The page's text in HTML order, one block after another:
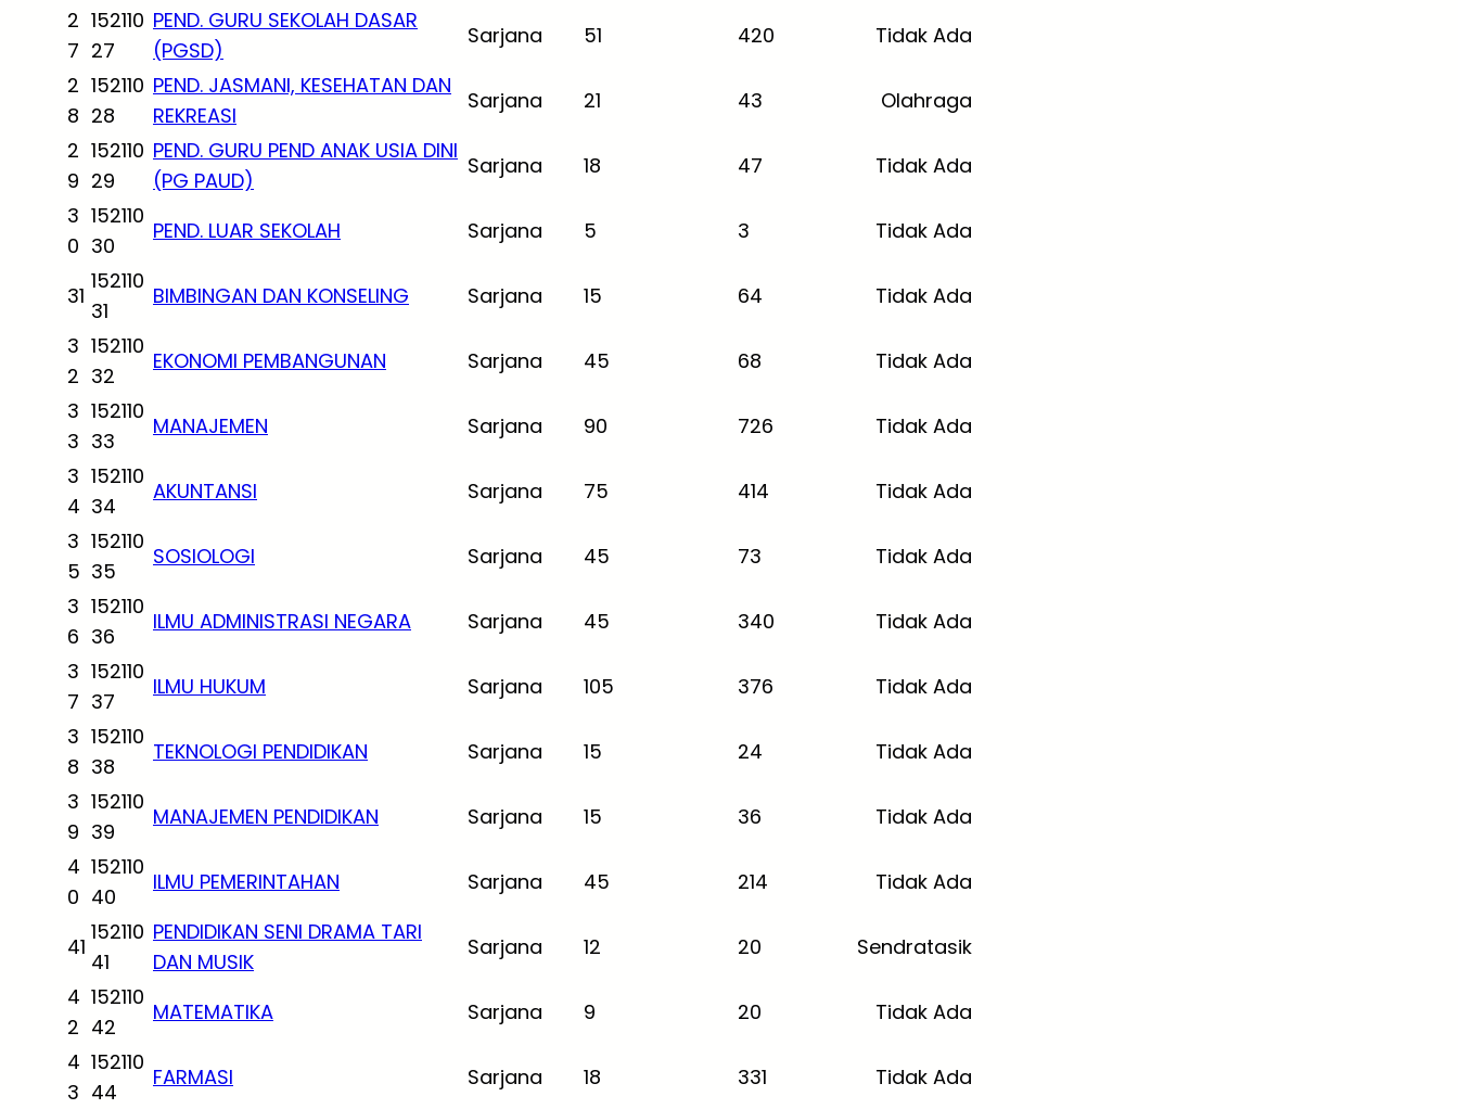
2
7
152110
27
PEND. GURU SEKOLAH DASAR
(PGSD)
Sarjana 51 420
Tidak Ada
2
8
152110
28
PEND. JASMANI, KESEHATAN DAN
REKREASI
Sarjana 21 43
Olahraga
2
9
152110
29
PEND. GURU PEND ANAK USIA DINI
(PG PAUD)
Sarjana 18 47
Tidak Ada
3
0
152110
30
PEND. LUAR SEKOLAH Sarjana 5 3 Tidak Ada
31
152110
31
BIMBINGAN DAN KONSELING Sarjana 15 64
Tidak Ada
3
2
152110
32
EKONOMI PEMBANGUNAN Sarjana 45 68
Tidak Ada
3
3
152110
33
MANAJEMEN Sarjana 90 726
Tidak Ada
3
4
152110
34
AKUNTANSI Sarjana 75 414
Tidak Ada
3
5
152110
35
SOSIOLOGI Sarjana 45 73
Tidak Ada
3
6
152110
36
ILMU ADMINISTRASI NEGARA Sarjana 45 340
Tidak Ada
3
7
152110
37
ILMU HUKUM Sarjana 105 376
Tidak Ada
3
8
152110
38
TEKNOLOGI PENDIDIKAN Sarjana 15 24
Tidak Ada
3
9
152110
39
MANAJEMEN PENDIDIKAN Sarjana 15 36
Tidak Ada
4
0
152110
40
ILMU PEMERINTAHAN Sarjana 45 214 Tidak Ada
41
152110
41
PENDIDIKAN SENI DRAMA TARI
DAN MUSIK
Sarjana 12 20
Sendratasik
4
2
152110
42
MATEMATIKA Sarjana 9 20
Tidak Ada
4
3
152110
44
FARMASI Sarjana 18 331 Tidak Ada